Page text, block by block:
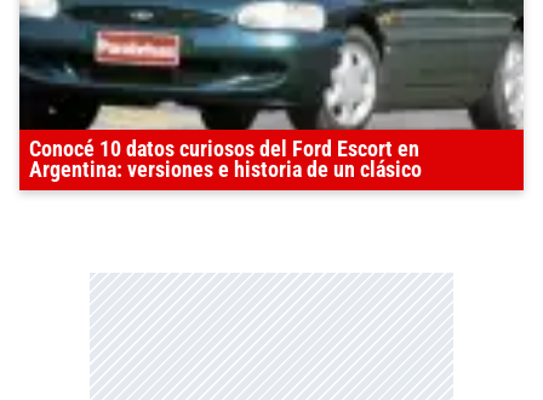
Conocé 10 datos curiosos del Ford Escort en
Argentina: versiones e historia de un clásico